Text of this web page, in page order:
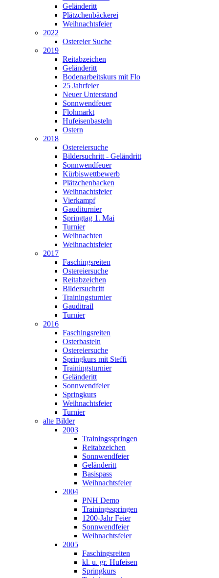
Geländeritt
Plätzchenbäckerei
Weihnachtsfeier
2022
Ostereier Suche
2019
Reitabzeichen
Geländeritt
Bodenarbeitskurs mit Flo
25 Jahrfeier
Neuer Unterstand
Sonnwendfeuer
Flohmarkt
Hufeisenbasteln
Ostern
2018
Ostereiersuche
Bildersuchritt - Geländritt
Sonnwendfeuer
Kürbiswettbewerb
Plätzchenbacken
Weihnachtsfeier
Vierkampf
Gauditurnier
Springtag 1. Mai
Turnier
Weihnachten
Weihnachtsfeier
2017
Faschingsreiten
Ostereiersuche
Reitabzeichen
Bildersuchritt
Trainingsturnier
Gauditrail
Turnier
2016
Faschingsreiten
Osterbasteln
Ostereiersuche
Springkurs mit Steffi
Trainingsturnier
Geländeritt
Sonnwendfeier
Springkurs
Weihnachtsfeier
Turnier
alte Bilder
2003
Trainingsspringen
Reitabzeichen
Sonnwendfeier
Geländeritt
Basispass
Weihnachtsfeier
2004
PNH Demo
Trainingsspringen
1200-Jahr Feier
Sonnwendfeier
Weihnachtsfeier
2005
Faschingsreiten
kl. u. gr. Hufeisen
Springkurs